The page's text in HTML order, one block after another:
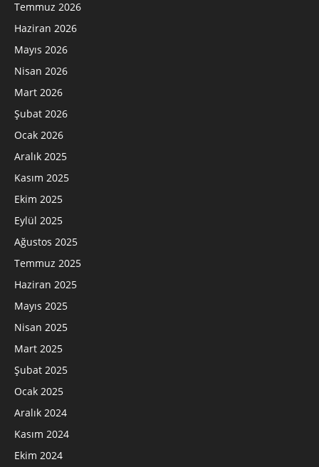
Temmuz 2026
Haziran 2026
Mayıs 2026
Nisan 2026
Mart 2026
Şubat 2026
Ocak 2026
Aralık 2025
Kasım 2025
Ekim 2025
Eylül 2025
Ağustos 2025
Temmuz 2025
Haziran 2025
Mayıs 2025
Nisan 2025
Mart 2025
Şubat 2025
Ocak 2025
Aralık 2024
Kasım 2024
Ekim 2024